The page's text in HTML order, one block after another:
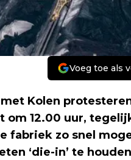
Voeg toe als
Kolen
om 12.00 uur,
fabriek zo snel
‘die-in’ te